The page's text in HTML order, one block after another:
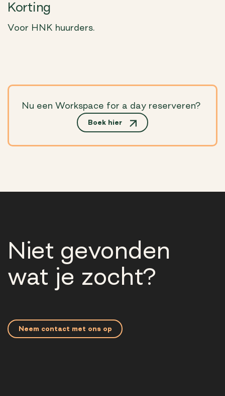
Korting
Voor HNK huurders.
Nu een Workspace for a day reserveren?
Boek hier
Niet gevonden
wat je zocht?
Neem contact met ons op